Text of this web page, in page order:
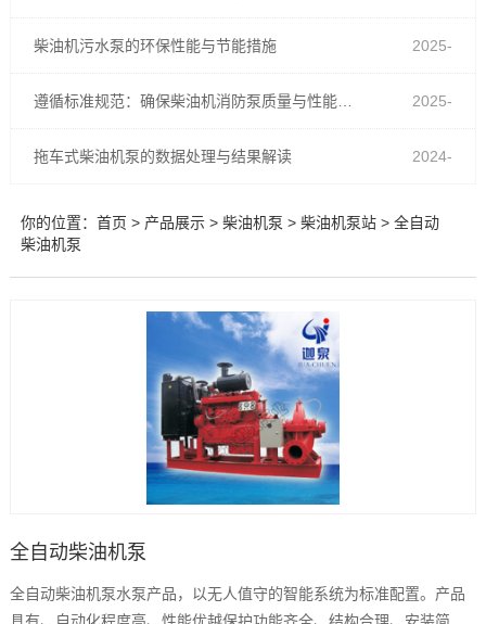
12-04
柴油机污水泵的环保性能与节能措施 2025-
07-28
2025-
03-21
拖车式柴油机泵的数据处理与结果解读 2024-
你的位置： 首页 > 产品展示> 柴油机泵 > 柴油机泵站> 全自动
柴油机泵
全自动柴油机泵
全自动柴油机泵水泵产品，以无人值守的智能系统为标准配置。产品